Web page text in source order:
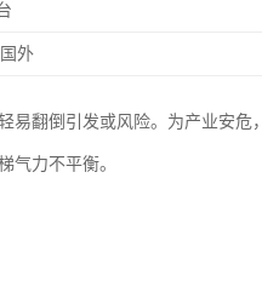
外
翻倒引发或风险。为产业安危，
气力不平衡。